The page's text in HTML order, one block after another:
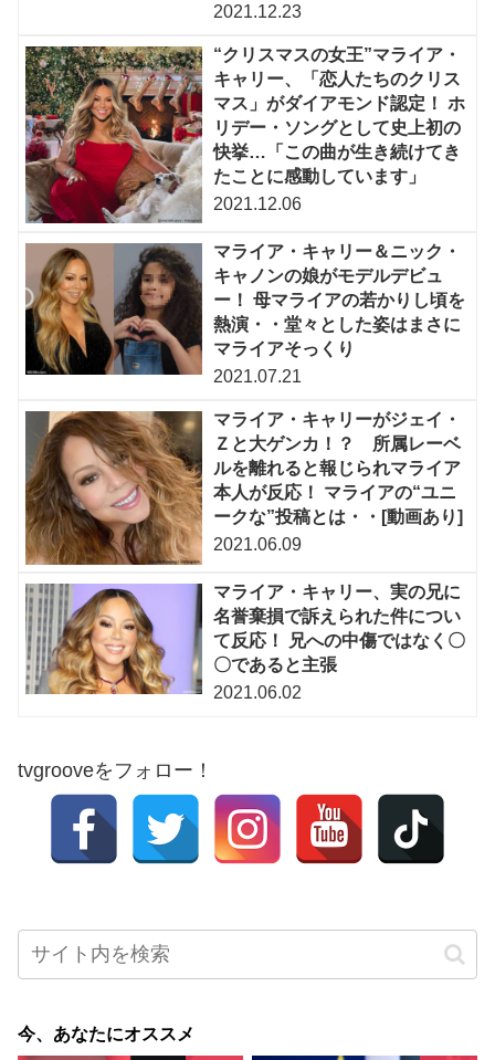
2021.12.23
“クリスマスの女王”マライア・
キャリー、「恋人たちのクリス
マス」がダイアモンド認定！ ホ
リデー・ソングとして史上初の
快挙…「この曲が生き続けてき
たことに感動しています」
2021.12.06
マライア・キャリー＆ニック・
キャノンの娘がモデルデビュ
ー！ 母マライアの若かりし頃を
熱演・・堂々とした姿はまさに
マライアそっくり
2021.07.21
マライア・キャリーがジェイ・
Ｚと大ゲンカ！？ 所属レーベ
ルを離れると報じられマライア
本人が反応！ マライアの“ユニ
ークな”投稿とは・・[動画あり]
2021.06.09
マライア・キャリー、実の兄に
名誉棄損で訴えられた件につい
て反応！ 兄への中傷ではなく〇
〇であると主張
2021.06.02
tvgrooveをフォロー！
今、あなたにオススメ